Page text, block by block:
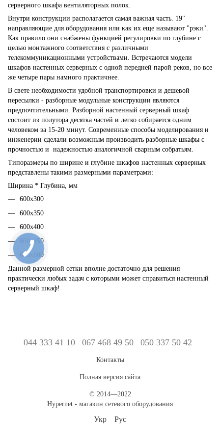
серверного шкафа вентиляторных полок.
Внутри конструкции располагается самая важная часть. 19"
направляющие для оборудования или как их еще называют "рэки".
Как правило они снабжены функцией регулировки по глубине с
целью монтажного соответствия с различными
телекоммуникационными устройствами. Встречаются модели
шкафов настенных серверных с одной передней парой реков, но все
же четыре пары намного практичнее.
В свете необходимости удобной транспортировки и дешевой
пересылки - разборные модульные конструкции являются
предпочтительными. Разборной настенный серверный шкаф
состоит из полутора десятка частей и легко собирается одним
человеком за 15-20 минут. Современные способы моделирования и
инженерии сделали возможным производить разборные шкафы с
прочностью и надежностью аналогичной сварным собратьям.
Типоразмеры по ширине и глубине шкафов настенных серверных
представлены такими размерными параметрами:
Ширина * Глубина, мм
600х300
600х350
600х400
600х450
600х600
Данной размерной сетки вполне достаточно для решения
практически любых задач с которыми может справиться настенный
серверный шкаф!
044 333 41 10 067 468 49 50 050 337 50 42
Контакты
Полная версия сайта
© 2014—2022
Hypernet - магазин сетевого оборудования
Укр Рус